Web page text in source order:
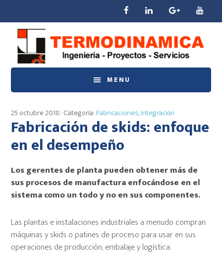
contenido
principal
barra
lateral
principal
página
MENU
25 octubre 2018· Categoría: Fabricaciones,Integración
Fabricación de skids: enfoque
en el desempeño
Los gerentes de planta pueden obtener más de
sus procesos de manufactura enfocándose en el
sistema como un todo y no en sus componentes.
Las plantas e instalaciones industriales a menudo compran
máquinas y skids o patines de proceso para usar en sus
operaciones de producción, embalaje y logística.